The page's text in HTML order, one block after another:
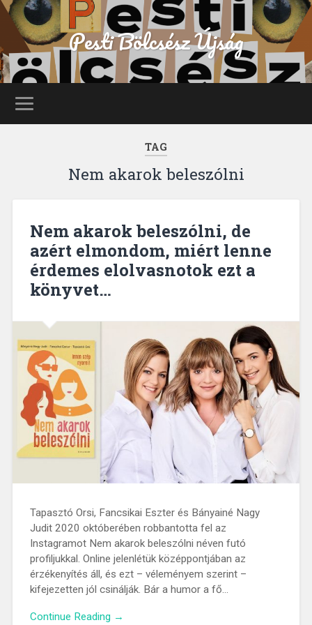
Pesti Bölcsész Újság
TAG
Nem akarok beleszólni
Nem akarok beleszólni, de
azért elmondom, miért lenne
érdemes elolvasnotok ezt a
könyvet…
Tapasztó Orsi, Fancsikai Eszter és Bányainé Nagy
Judit 2020 októberében robbantotta fel az
Instagramot Nem akarok beleszólni néven futó
profiljukkal. Online jelenlétük középpontjában az
érzékenyítés áll, és ezt – véleményem szerint –
kifejezetten jól csinálják. Bár a humor a fő…
Continue Reading →